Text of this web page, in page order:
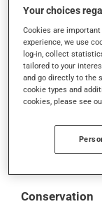
Ce produit est
que des effets
qui l'utilisent. À
peuvent
mêmes
que ce produit
incommode,
professionnels
déterminer si
besoin, vous
Conservation
Your choices
Cookies are
experience, we use
log-in, collect
tailored to your
and go directly to the
cookie types and
cookies, please see